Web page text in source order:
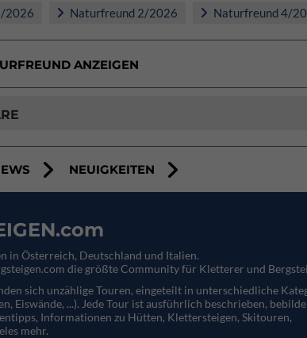
2026
Naturfreund 2/2026 Naturfreund 4/
ANZEIGEN
NEUIGKEITEN
in Österreich, Deutschland und Italien.
die größte Community für Kletterer und
sich unzählige Touren, eingeteilt in unterschiedliche
Eiswände, ...). Jede Tour ist ausführlich beschrieben,
Informationen zu Hütten, Klettersteigen, Skitouren,
mehr.